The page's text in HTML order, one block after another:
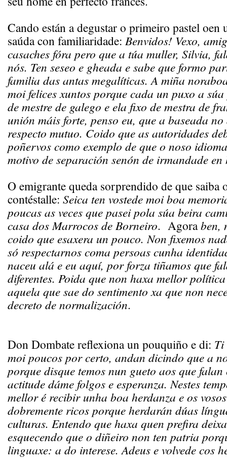
Cando están a degustar o primeiro pastel oen
saúda con familiaridade: Benvidos! Vexo,
casaches fóra pero que a túa muller, Silvia,
nós. Ten seseo e gheada e sabe que formo
familia das antas megalíticas. A miña
moi felices xuntos porque cada un puxo a
de mestre de galego e ela fixo de mestra de
unión máis forte, penso eu, que a baseada
respecto mutuo. Coido que as autoridades
poñervos como exemplo de que o noso
motivo de separación senón de irmandade
O emigrante queda sorprendido de que saiba
contéstalle: Seica ten vostede moi boa
poucas as veces que pasei pola súa beira
casa dos Marrocos de Borneiro. Agoraben,
coido que esaxera un pouco. Non fixemos
só respectarnos coma persoas cunha
naceu alá e eu aquí, por forza tiñamos que
diferentes. Poida que non haxa mellor
aquela que sae do sentimento xa que non
decreto de normalización.
Don Dombate reflexiona un pouquiño e di: Ti
moi poucos por certo, andan dicindo que a
porque disque temos nun gueto aos que falan
actitude dáme folgos e esperanza. Nestes
mellor é recibir unha boa herdanza e os
dobremente ricos porque herdarán dúas
culturas. Entendo que haxa quen prefira
esquecendo que o diñeiro non ten patria
linguaxe: a do interese. Adeus e volvede cos